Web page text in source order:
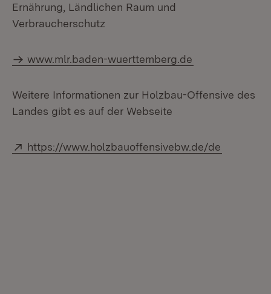
Ernährung, Ländlichen Raum und
Verbraucherschutz
www.mlr.baden-wuerttemberg.de
Weitere Informationen zur Holzbau-Offensive des
Landes gibt es auf der Webseite
Extern:
https://www.holzbauoffensivebw.de/de